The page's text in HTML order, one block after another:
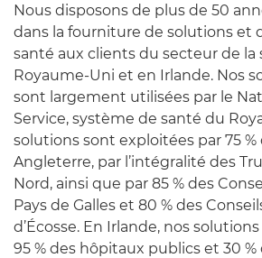
Nous disposons de plus de 50
dans la fourniture de solutions et
santé aux clients du secteur de la
Royaume-Uni et en Irlande. Nos
sont largement utilisées par le
Service, système de santé du
solutions sont exploitées par 75 %
Angleterre, par l’intégralité des
Nord, ainsi que par 85 % des
Pays de Galles et 80 % des
d’Écosse. En Irlande, nos
95 % des hôpitaux publics et 30 %